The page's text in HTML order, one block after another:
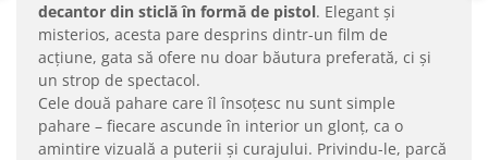
decantor din sticlă în formă de pistol. Elegant și
misterios, acesta pare desprins dintr-un film de
acțiune, gata să ofere nu doar băutura preferată, ci și
un strop de spectacol.
Cele două pahare care îl însoțesc nu sunt simple
pahare – fiecare ascunde în interior un glonț, ca o
amintire vizuală a puterii și curajului. Privindu-le, parcă